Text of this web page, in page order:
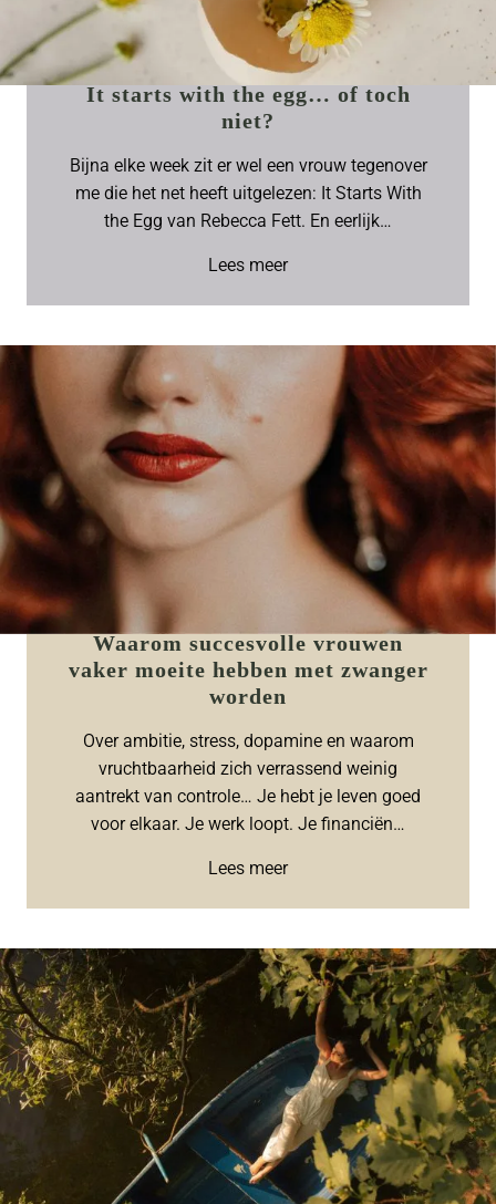
It starts with the egg… of toch
niet?
Bijna elke week zit er wel een vrouw tegenover
me die het net heeft uitgelezen: It Starts With
the Egg van Rebecca Fett. En eerlijk…
Lees meer
Waarom succesvolle vrouwen
vaker moeite hebben met zwanger
worden
Over ambitie, stress, dopamine en waarom
vruchtbaarheid zich verrassend weinig
aantrekt van controle… Je hebt je leven goed
voor elkaar. Je werk loopt. Je financiën…
Lees meer